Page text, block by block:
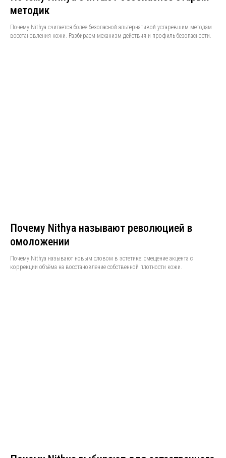
методик
Почему Nithya считается более безопасной альтернативой устаревшим методам
восстановления кожи. Разбираем механизм действия и профиль безопасности.
Почему Nithya называют революцией в
омоложении
Почему Nithya называют новым словом в эстетике: смещение акцента с
коррекции объёма на восстановление собственной плотности кожи.